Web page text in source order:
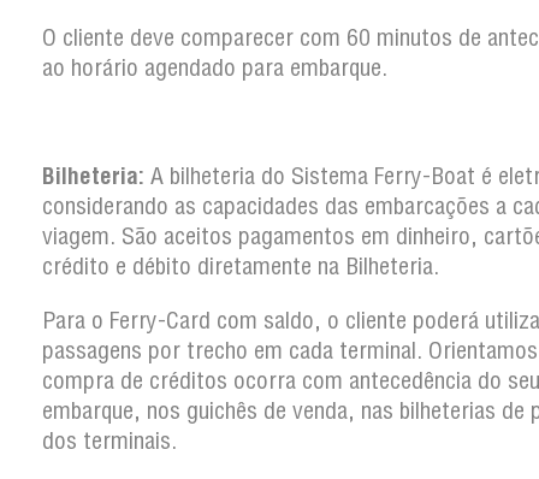
O cliente deve comparecer com 60 minutos de
ao horário agendado para embarque.
Bilheteria: A bilheteria do Sistema Ferry-Boat é
considerando as capacidades das embarcações a
viagem. São aceitos pagamentos em dinheiro,
crédito e débito diretamente na Bilheteria.
Para o Ferry-Card com saldo, o cliente poderá
passagens por trecho em cada terminal.
compra de créditos ocorra com antecedência do seu
embarque, nos guichês de venda, nas bilheterias de
dos terminais.